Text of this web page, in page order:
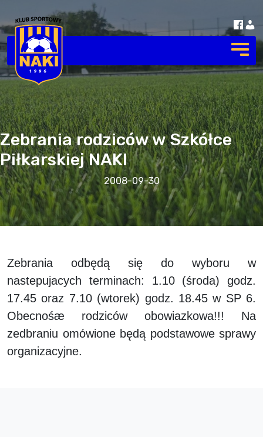
Zebrania rodziców w Szkółce
Piłkarskiej NAKI
2008-09-30
Zebrania odbędą się do wyboru w
nastepujacych terminach: 1.10 (środa) godz.
17.45 oraz 7.10 (wtorek) godz. 18.45 w SP 6.
Obecnośæ rodziców obowiazkowa!!! Na
zedbraniu omówione będą podstawowe sprawy
organizacyjne.